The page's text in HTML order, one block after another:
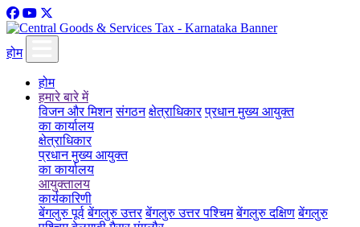
होम
होम
हमारे बारे में
विजन और मिशन संगठन क्षेत्राधिकार प्रधान मुख्य आयुक्त
का कार्यालय
क्षेत्राधिकार
प्रधान मुख्य आयुक्त
का कार्यालय
आयुक्तालय
कार्यकारिणी
बेंगलुरु पूर्व बेंगलुरु उत्तर बेंगलुरु उत्तर पश्चिम बेंगलुरु दक्षिण बेंगलुरु